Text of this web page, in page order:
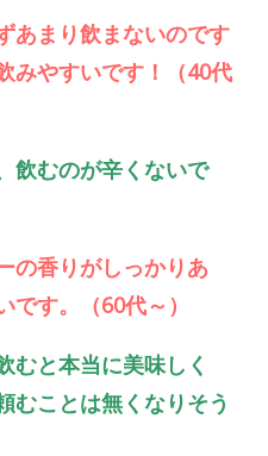
あまり飲まないのです
みやすいです！（40代
飲むのが辛くないで
の香りがしっかりあ
です。（60代～）
むと本当に美味しく
むことは無くなりそう